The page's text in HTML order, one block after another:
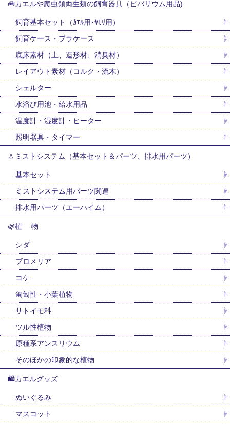
🧰カエルや爬虫類両生類の飼育器具（ビバリウム用品)
飼育基本セット（ｶｴﾙ用･ﾔﾓﾘ用）
飼育ケース・プラケース
底床素材（土、造形材、消臭材）
レイアウト素材（コルク・流木）
シェルター
水浴び用池・給水用品
温度計・湿度計・ヒーター
照明器具・タイマー
💧ミストシステム（基本セット＆パーツ、排水用パーツ）
基本セット
ミストシステム用パーツ関連
排水用パーツ（エーハイム）
🌿植 物
シダ
ブロメリア
コケ
匍匐性・小葉植物
サトイモ科
ツル性植物
原種系アンスリウム
そのほかの印象的な植物
🛍カエルグッズ
ぬいぐるみ
マスコット